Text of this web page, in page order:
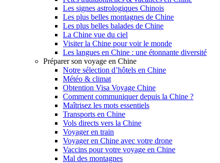
Les signes astrologiques Chinois
Les plus belles montagnes de Chine
Les plus belles balades de Chine
La Chine vue du ciel
Visiter la Chine pour voir le monde
Les langues en Chine : une étonnante diversité
Préparer son voyage en Chine
Notre sélection d’hôtels en Chine
Météo & climat
Obtention Visa Voyage Chine
Comment communiquer depuis la Chine ?
Maîtrisez les mots essentiels
Transports en Chine
Vols directs vers la Chine
Voyager en train
Voyager en Chine avec votre drone
Vaccins pour votre voyage en Chine
Mal des montagnes